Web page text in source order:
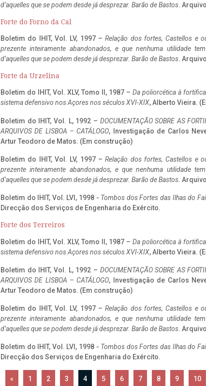
d’aquelles que se podem desde já desprezar. Barão de Bastos.
Forte do Forno da Cal
Boletim do IHIT, Vol. LV, 1997 –Relação dos fortes, Castellos e
prezente inteiramente abandonados, e que nenhuma utilidade
d’aquelles que se podem desde já desprezar. Barão de Bastos.
Forte da Urzelina
Boletim do IHIT, Vol. XLV, Tomo II, 1987 – Da poliorcética à
sistema defensivo nos Açores nos séculos XVI-XIX, Alberto Vieira.
Boletim do IHIT, Vol. L, 1992 – DOCUMENTAÇÃO SOBRE AS
ARQUIVOS DE LISBOA – CATÁLOGO, Investigação de Carlos
Artur Teodoro de Matos. (Em construção)
Boletim do IHIT, Vol. LV, 1997 –Relação dos fortes, Castellos e
prezente inteiramente abandonados, e que nenhuma utilidade
d’aquelles que se podem desde já desprezar. Barão de Bastos.
Boletim do IHIT, Vol. LVI, 1998 - Tombos dos Fortes das Ilhas do
Direcção dos Serviços de Engenharia do Exército.
Forte dos Terreiros
Boletim do IHIT, Vol. XLV, Tomo II, 1987 – Da poliorcética à
sistema defensivo nos Açores nos séculos XVI-XIX, Alberto Vieira.
Boletim do IHIT, Vol. L, 1992 – DOCUMENTAÇÃO SOBRE AS
ARQUIVOS DE LISBOA – CATÁLOGO, Investigação de Carlos
Artur Teodoro de Matos. (Em construção)
Boletim do IHIT, Vol. LV, 1997 –Relação dos fortes, Castellos e
prezente inteiramente abandonados, e que nenhuma utilidade
d’aquelles que se podem desde já desprezar. Barão de Bastos.
Boletim do IHIT, Vol. LVI, 1998 - Tombos dos Fortes das Ilhas do
Direcção dos Serviços de Engenharia do Exército.
« 1 2 3 4 5 6 7 8 9 10